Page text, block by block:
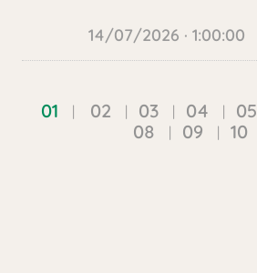
14/07/2026 · 1:00:00
01 02 03 04 05
08
09 10